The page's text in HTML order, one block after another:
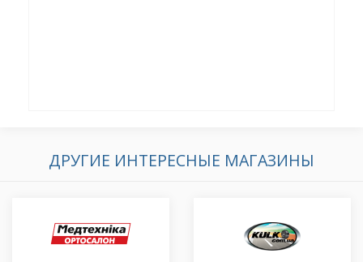
ДРУГИЕ ИНТЕРЕСНЫЕ МАГАЗИНЫ